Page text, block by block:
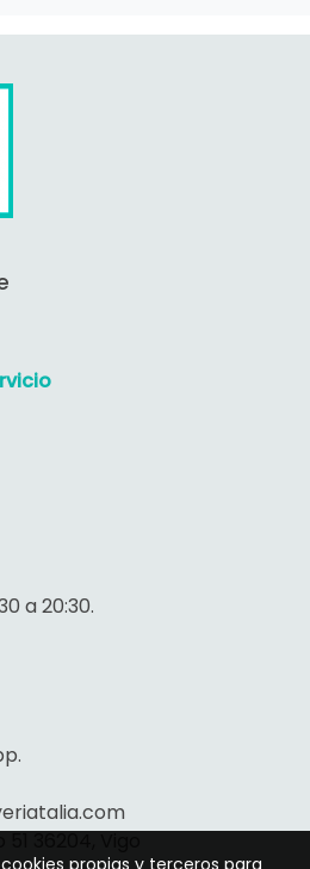
a 20:30.
propias y terceros para